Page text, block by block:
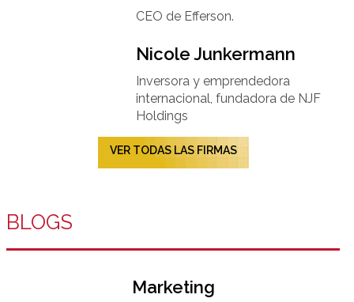
CEO de Efferson.
Nicole Junkermann​
Inversora y emprendedora
internacional, fundadora de NJF
Holdings
VER TODAS LAS FIRMAS
BLOGS
Marketing